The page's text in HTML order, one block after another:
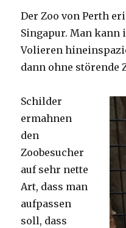
Der Zoo von Perth
Singapur. Man kann
Volieren
dann ohne störende
Schilder
ermahnen
den
Zoobesucher
auf sehr nette
Art, dass man
aufpassen
soll, dass